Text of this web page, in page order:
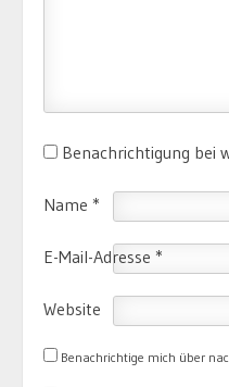
Benachrichtigung bei
Name *
E-Mail-Adresse *
Website
Benachrichtige mich über